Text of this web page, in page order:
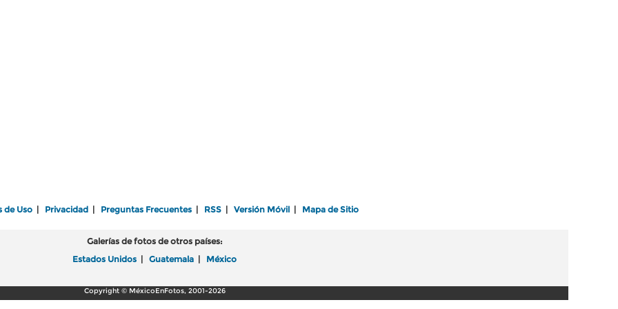
de Uso Privacidad Preguntas Frecuentes RSS Versión Móvil Mapa de Sitio
Galerías de fotos de otros países:
Estados Unidos
Guatemala México
Copyright © MéxicoEnFotos, 2001-2026